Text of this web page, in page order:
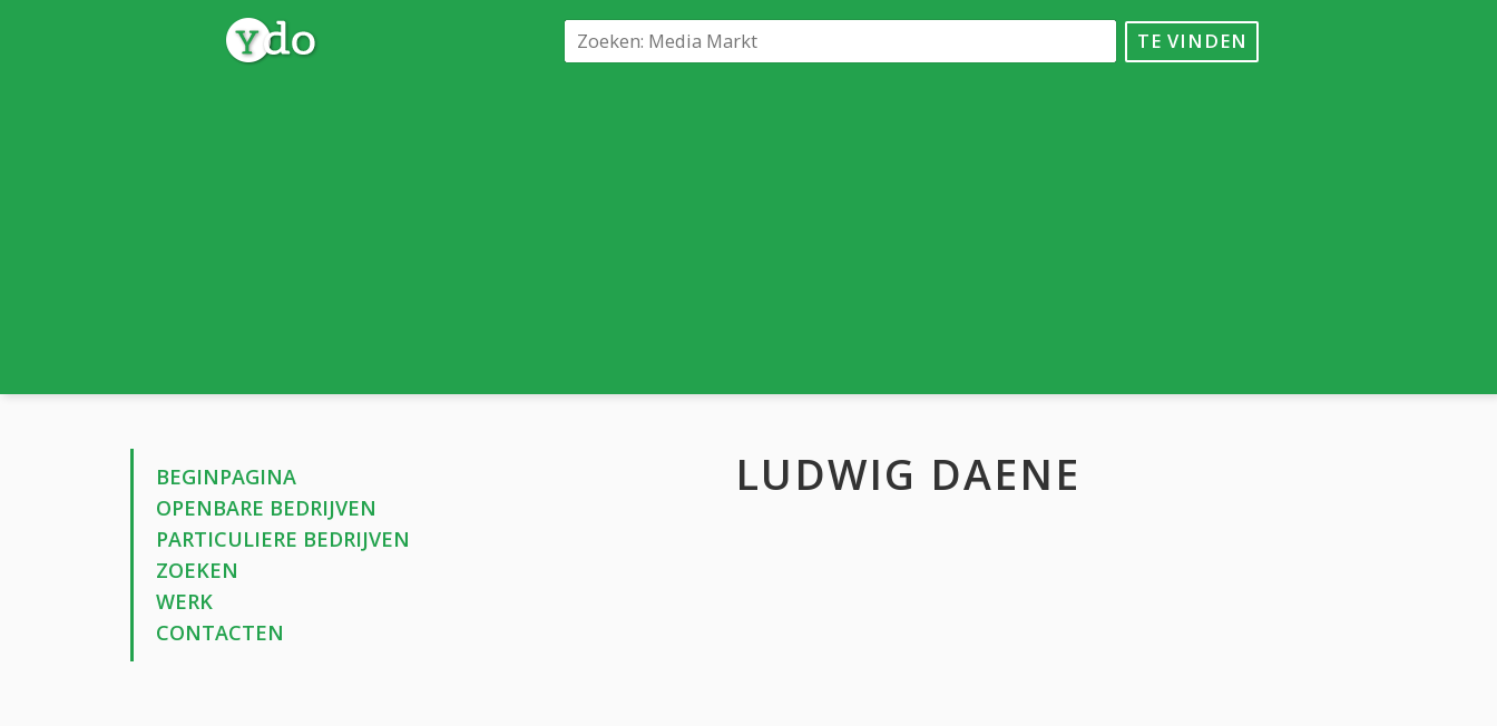
TE VINDEN
BEGINPAGINA
OPENBARE BEDRIJVEN
PARTICULIERE BEDRIJVEN
ZOEKEN
WERK
CONTACTEN
LUDWIG DAENE